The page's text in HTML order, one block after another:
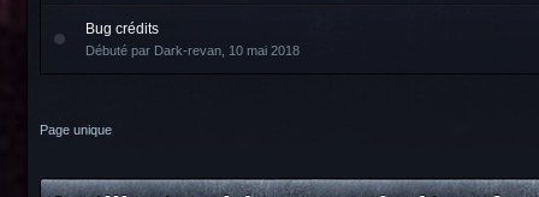
Bug crédits
Débuté par Dark-revan 10 mai 2018
Page unique